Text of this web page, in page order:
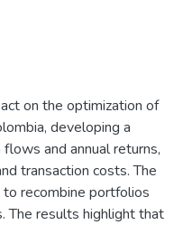
on the optimization of
developing a
and annual returns,
transaction costs. The
recombine portfolios
The results highlight that